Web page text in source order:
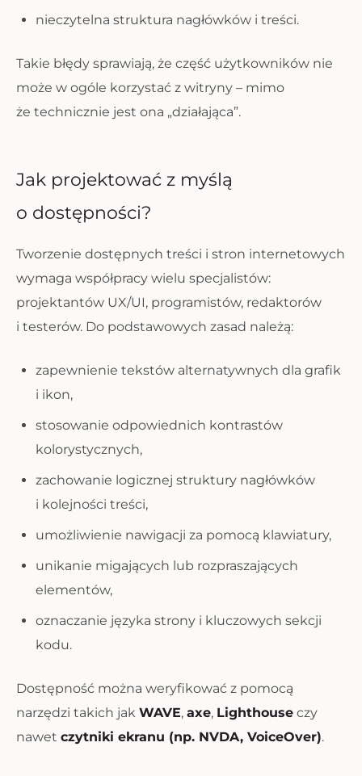
nieczytelna struktura nagłówków i treści.
Takie błędy sprawiają, że część użytkowników nie
może w ogóle korzystać z witryny – mimo
że technicznie jest ona „działająca”.
Jak projektować z myślą
o dostępności?
Tworzenie dostępnych treści i stron internetowych
wymaga współpracy wielu specjalistów:
projektantów UX/UI, programistów, redaktorów
i testerów. Do podstawowych zasad należą:
zapewnienie tekstów alternatywnych dla grafik
i ikon,
stosowanie odpowiednich kontrastów
kolorystycznych,
zachowanie logicznej struktury nagłówków
i kolejności treści,
umożliwienie nawigacji za pomocą klawiatury,
unikanie migających lub rozpraszających
elementów,
oznaczanie języka strony i kluczowych sekcji
kodu.
Dostępność można weryfikować z pomocą
narzędzi takich jak WAVE, axe, Lighthouse czy
nawet czytniki ekranu (np. NVDA, VoiceOver).